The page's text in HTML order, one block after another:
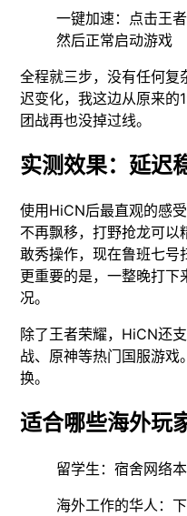
一键加速：点击王
然后正常启动游戏
全程就三步，没有任何复
迟变化，我这边从原来的
团战再也没掉过线。
实测效果：延迟
使用HiCN后最直观的感
不再飘移，打野抢龙可以
敢秀操作，现在鲁班七号
更重要的是，一整晚打
况。
除了王者荣耀，HiCN还
战、原神等热门国服游戏
换。
适合哪些海外玩
留学生：宿舍网络
海外工作的华人：